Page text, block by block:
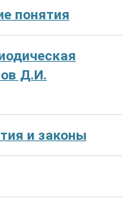
понятия
Д.И.
и законы